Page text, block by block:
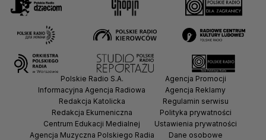
Polskie Radio S.A.
Informacyjna Agencja Radiowa
Redakcja Katolicka
Redakcja Ekumeniczna
Centrum Edukacji Medialnej
Agencja Muzyczna Polskiego Radia
Agencja Promocji
Agencja Reklamy
Regulamin serwisu
Polityka prywatności
Ustawienia prywatności
Dane osobowe